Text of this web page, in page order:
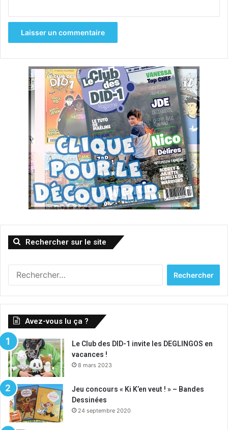
Rechercher sur le site
h
:
Avez-vous lu ça ?
Le Club des DID-1 invite les DEGLINGOS en
vacances !
8 mars 2023
Jeu concours « Ki K’en veut ! » – Bandes
Dessinées
24 septembre 2020